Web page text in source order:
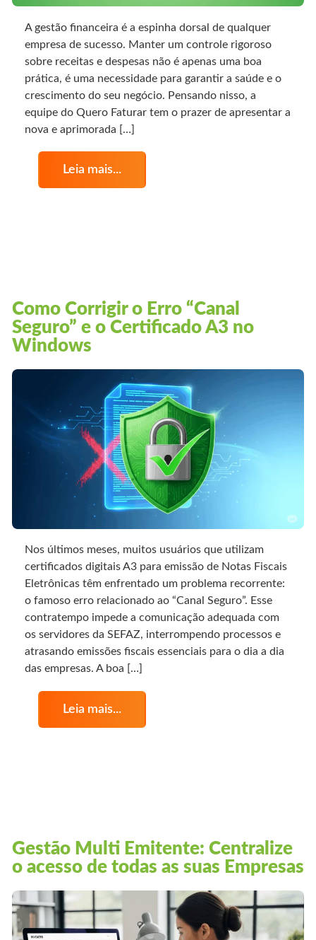
A gestão financeira é a espinha dorsal de qualquer
empresa de sucesso. Manter um controle rigoroso
sobre receitas e despesas não é apenas uma boa
prática, é uma necessidade para garantir a saúde e o
crescimento do seu negócio. Pensando nisso, a
equipe do Quero Faturar tem o prazer de apresentar a
nova e aprimorada […]
Leia mais...
Como Corrigir o Erro “Canal
Seguro” e o Certificado A3 no
Windows
Nos últimos meses, muitos usuários que utilizam
certificados digitais A3 para emissão de Notas Fiscais
Eletrônicas têm enfrentado um problema recorrente:
o famoso erro relacionado ao “Canal Seguro”. Esse
contratempo impede a comunicação adequada com
os servidores da SEFAZ, interrompendo processos e
atrasando emissões fiscais essenciais para o dia a dia
das empresas. A boa […]
Leia mais...
Gestão Multi Emitente: Centralize
o acesso de todas as suas Empresas